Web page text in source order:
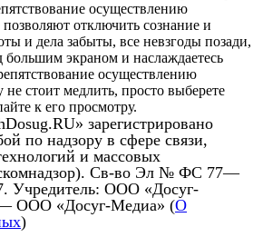
осуществлению
отключить сознание и
и дела забыты, все невзгоды позади,
большим экраном и наслаждаетесь
осуществлению
стоит медлить, просто выберете
к его просмотру.
зарегистрировано
по надзору в сфере связи,
и массовых
Св-во Эл № ФС 77—
Учредитель: ООО «Досуг-
ООО «Досуг-Медиа» (О
)